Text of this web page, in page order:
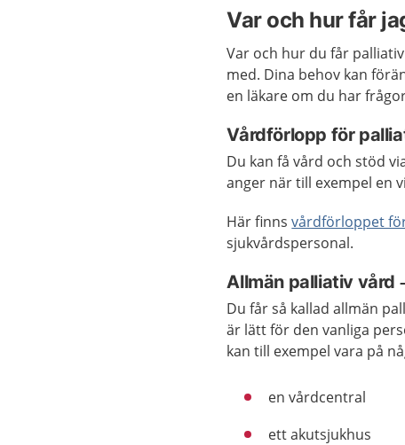
Var och hur får
Var och hur du får
med. Dina behov kan
en läkare om du har
Vårdförlopp för
Du kan få vård och stöd
anger när till exempel en
Här finnsvårdförloppet
sjukvårdspersonal.
Allmän palliativ vård
Du får så kallad allmän
är lätt för den vanliga
kan till exempel vara på
en vårdcentral
ett akutsjukhus